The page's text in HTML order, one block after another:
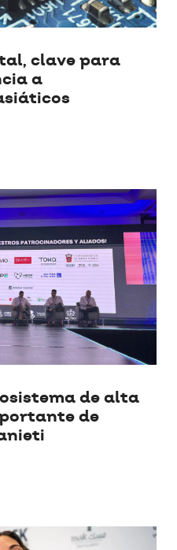
clave para
a
de alta
de